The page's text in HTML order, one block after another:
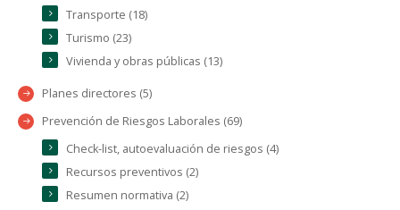
Transporte (18)
Turismo (23)
Vivienda y obras públicas (13)
Planes directores (5)
Prevención de Riesgos Laborales (69)
Check-list, autoevaluación de riesgos (4)
Recursos preventivos (2)
Resumen normativa (2)